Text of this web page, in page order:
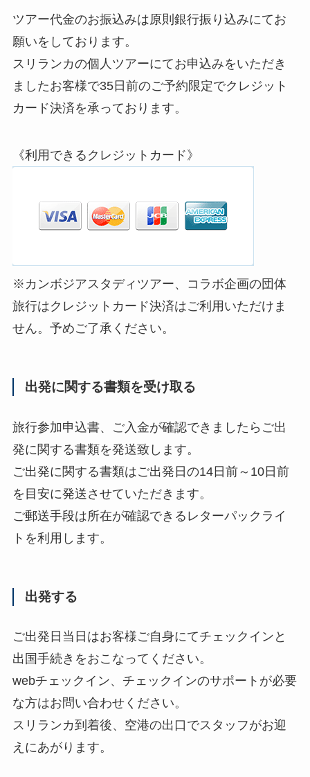
ツアー代金のお振込みは原則銀行振り込みにてお
願いをしております。
スリランカの個人ツアーにてお申込みをいただき
ましたお客様で35日前のご予約限定でクレジット
カード決済を承っております。
《利用できるクレジットカード》
※カンボジアスタディツアー、コラボ企画の団体
旅行はクレジットカード決済はご利用いただけま
せん。予めご了承ください。
出発に関する書類を受け取る
旅行参加申込書、ご入金が確認できましたらご出
発に関する書類を発送致します。
ご出発に関する書類はご出発日の14日前～10日前
を目安に発送させていただきます。
ご郵送手段は所在が確認できるレターパックライ
トを利用します。
出発する
ご出発日当日はお客様ご自身にてチェックインと
出国手続きをおこなってください。
webチェックイン、チェックインのサポートが必要
な方はお問い合わせください。
スリランカ到着後、空港の出口でスタッフがお迎
えにあがります。